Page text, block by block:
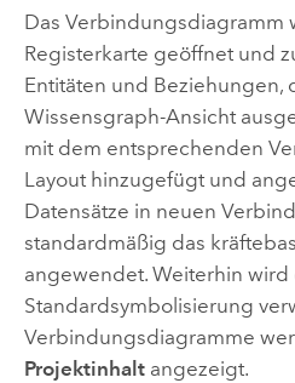
Das Verbindungsdiagramm
Registerkarte geöffnet und
Entitäten und Beziehungen,
Wissensgraph-Ansicht
mit dem entsprechenden
Layout hinzugefügt und
Datensätze in neuen
standardmäßig das
angewendet. Weiterhin wird
Standardsymbolisierung
Verbindungsdiagramme
Projektinhaltangezeigt.